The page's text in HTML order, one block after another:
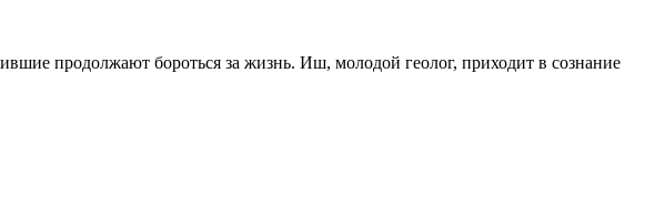
продолжают бороться за жизнь. Иш, молодой геолог, приходит в сознание